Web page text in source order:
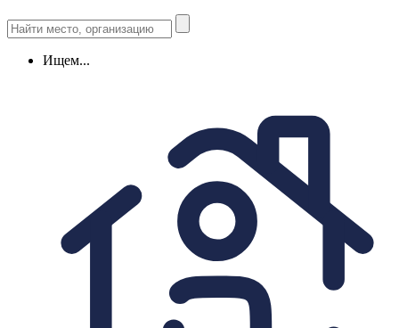
Ищем...